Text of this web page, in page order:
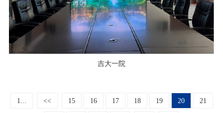
吉大一院
1... << 15 16 17 18 19 20 21